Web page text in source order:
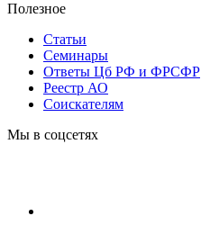
Полезное
Статьи
Cеминары
Ответы Цб РФ и ФРСФР
Реестр АО
Соискателям
Мы в соцсетях